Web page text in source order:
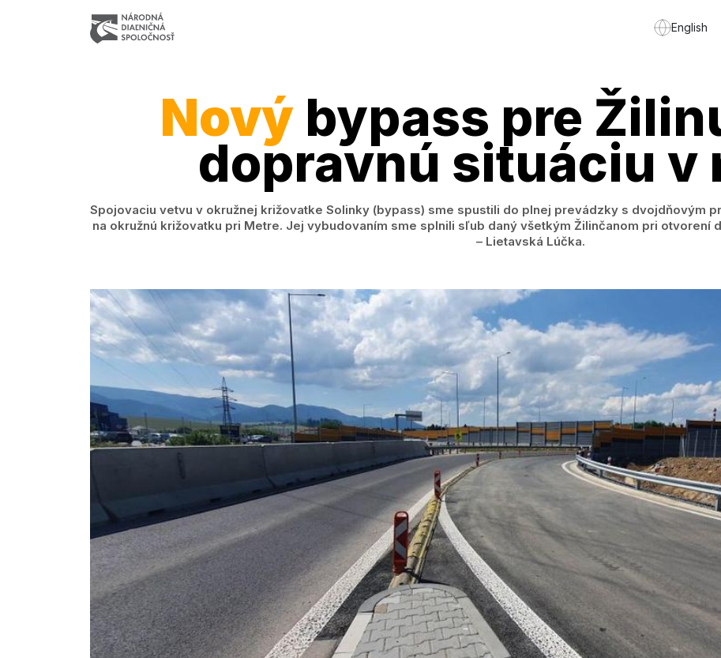
English
Novýbypass pre
dopravnú situáciu v
Spojovaciu vetvu v okružnej križovatke Solinky (bypass) sme spustili do plnej prevádzky s dvojdňovým
na okružnú križovatku pri Metre. Jej vybudovaním sme splnili sľub daný všetkým Žilinčanom pri otvorení
– Lietavská Lúčka.